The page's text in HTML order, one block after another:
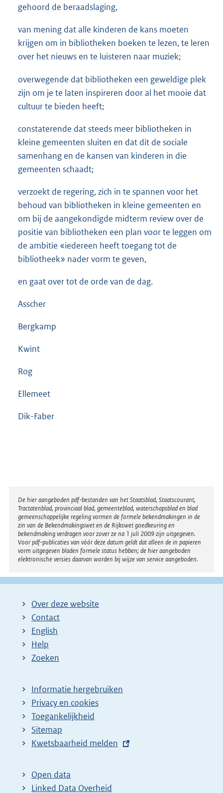
gehoord de beraadslaging,
van mening dat alle kinderen de kans moeten
krijgen om in bibliotheken boeken te lezen, te leren
over het nieuws en te luisteren naar muziek;
overwegende dat bibliotheken een geweldige plek
zijn om je te laten inspireren door al het mooie dat
cultuur te bieden heeft;
constaterende dat steeds meer bibliotheken in
kleine gemeenten sluiten en dat dit de sociale
samenhang en de kansen van kinderen in die
gemeenten schaadt;
verzoekt de regering, zich in te spannen voor het
behoud van bibliotheken in kleine gemeenten en
om bij de aangekondigde midterm review over de
positie van bibliotheken een plan voor te leggen om
de ambitie «iedereen heeft toegang tot de
bibliotheek» nader vorm te geven,
en gaat over tot de orde van de dag.
Asscher
Bergkamp
Kwint
Rog
Ellemeet
Dik-Faber
Disclaimer
De hier aangeboden pdf-bestanden van het Staatsblad, Staatscourant,
Tractatenblad, provinciaal blad, gemeenteblad, waterschapsblad en blad
gemeenschappelijke regeling vormen de formele bekendmakingen in de
zin van de Bekendmakingswet en de Rijkswet goedkeuring en
bekendmaking verdragen voor zover ze na 1 juli 2009 zijn uitgegeven.
Voor pdf-publicaties van vóór deze datum geldt dat alleen de in papieren
vorm uitgegeven bladen formele status hebben; de hier aangeboden
elektronische versies daarvan worden bij wijze van service aangeboden.
Over deze website
Contact
English
Help
Zoeken
Informatie hergebruiken
Privacy en cookies
Toegankelijkheid
Sitemap
E
t
e
Kwetsbaarheid melden
Open data
Linked Data Overheid